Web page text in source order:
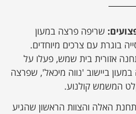
שריפה פרצה במעון
בוגרת עם צרכים מיוחדים.
אזורית בית שמש, פעלו על
ביישוב 'נווה מיכאל', שפרצה
המשמש קולנוע.
האלה והצוות הראשון שהגיע